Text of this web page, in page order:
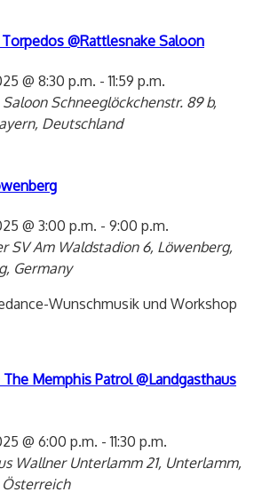
@Rattlesnake Saloon
@ 8:30 p.m. -11:59 p.m.
Schneeglöckchenstr. 89 b,
Deutschland
@ 3:00 p.m. - 9:00 p.m.
SVAm Waldstadion 6, Löwenberg,
Germany
Wunschmusik und Workshop
The Memphis Patrol @Landgasthaus
@ 6:00 p.m. -11:30 p.m.
Wallner Unterlamm 21, Unterlamm,